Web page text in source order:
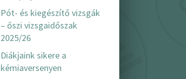
Pót- és kiegészítő vizsgák
– őszi vizsgaidőszak
2025/26
Diákjaink sikere a
kémiaversenyen